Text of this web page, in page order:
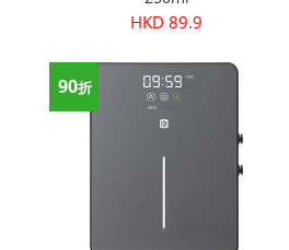
HKD 89.9
90折